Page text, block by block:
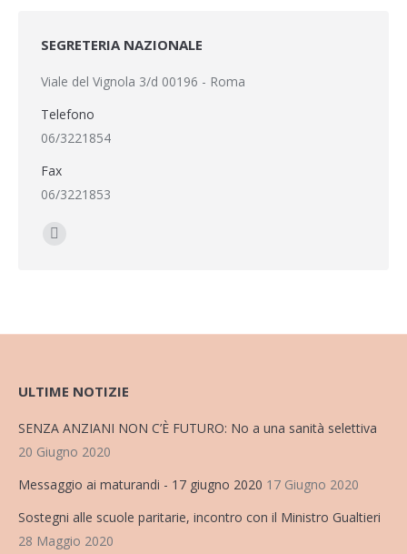
SEGRETERIA NAZIONALE
Viale del Vignola 3/d 00196 - Roma
Telefono
06/3221854
Fax
06/3221853
Find us on:
Facebook
Twitter
YouTube
Instagram
ULTIME NOTIZIE
SENZA ANZIANI NON C’È FUTURO: No a una sanità selettiva
20 Giugno 2020
Messaggio ai maturandi - 17 giugno 2020 17 Giugno 2020
Sostegni alle scuole paritarie, incontro con il Ministro Gualtieri
28 Maggio 2020